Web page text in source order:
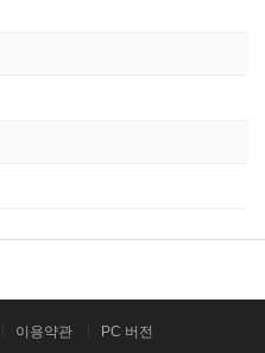
이용약관 PC 버전